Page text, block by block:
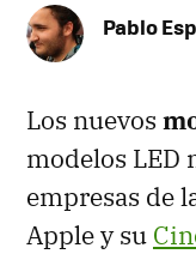
Pablo
Los nuevos
modelos LED
empresas de
Apple y su